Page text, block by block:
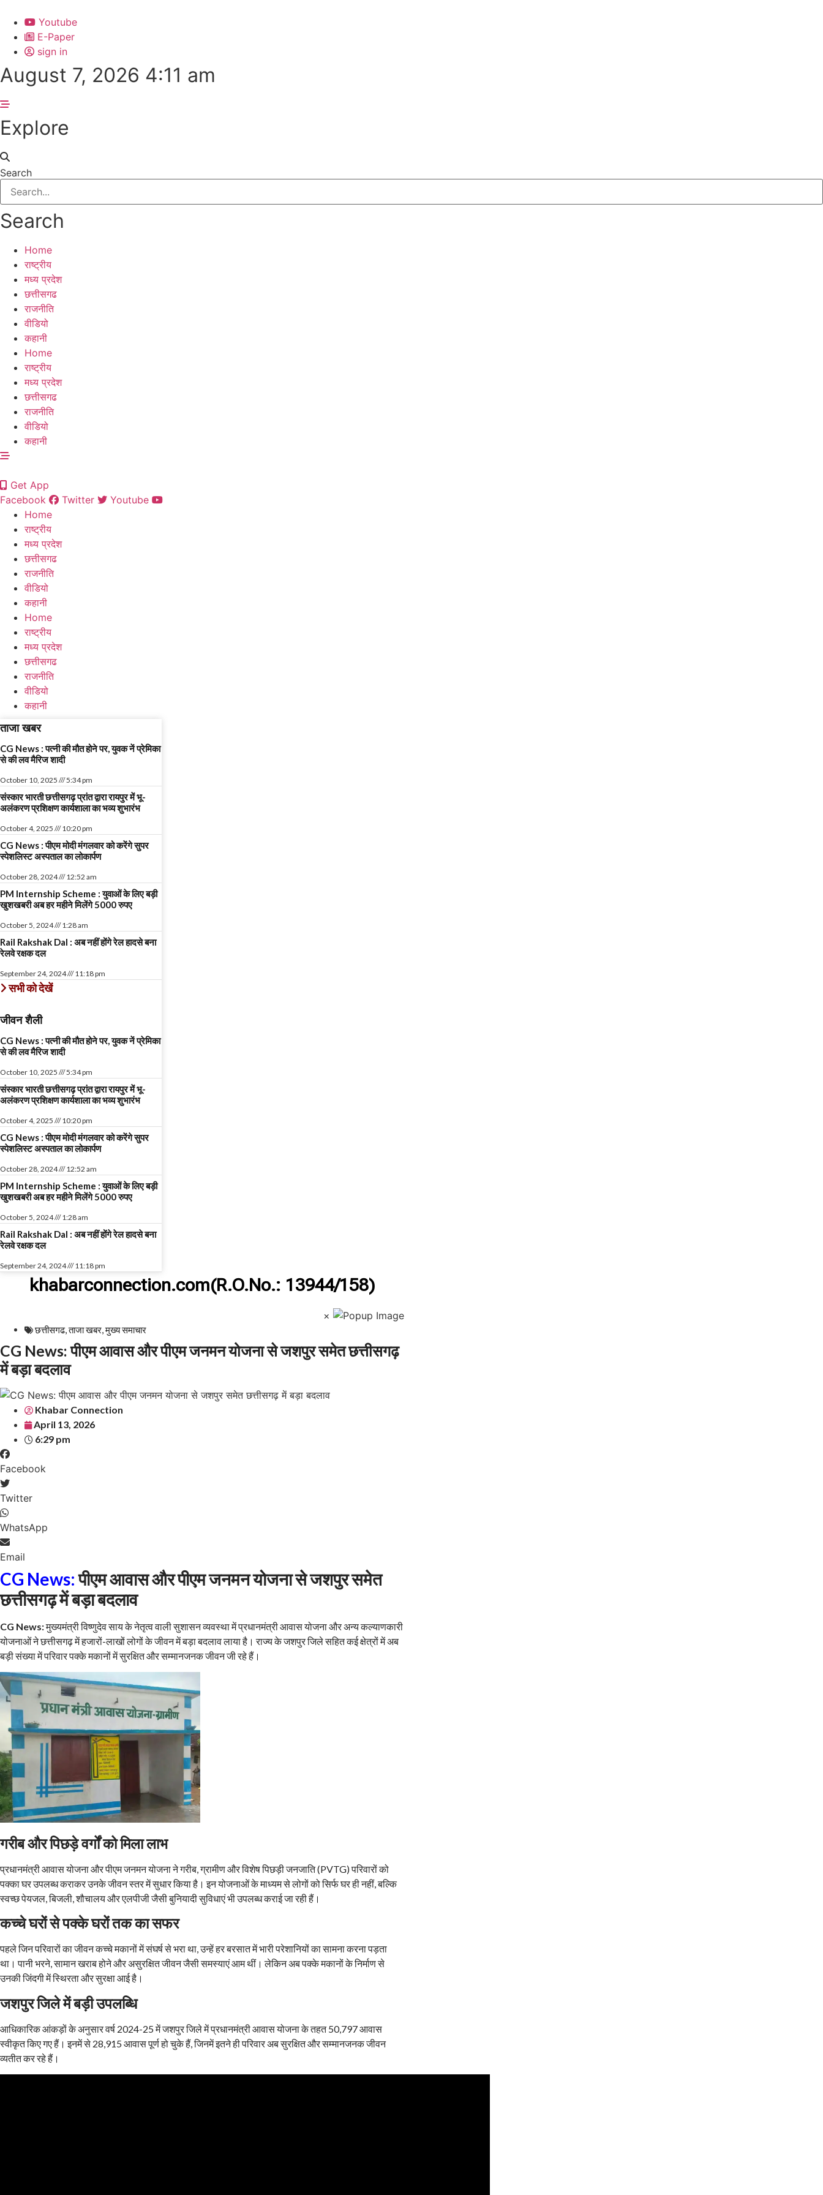
content
Youtube
E-Paper
sign in
August 7, 2026 4:11 am
Explore
Search
Search
Home
राष्ट्रीय
मध्य प्रदेश
छत्तीसगढ
राजनीति
वीडियो
कहानी
Home
राष्ट्रीय
मध्य प्रदेश
छत्तीसगढ
राजनीति
वीडियो
कहानी
Get App
Facebook
Twitter
Youtube
Home
राष्ट्रीय
मध्य प्रदेश
छत्तीसगढ
राजनीति
वीडियो
कहानी
Home
राष्ट्रीय
मध्य प्रदेश
छत्तीसगढ
राजनीति
वीडियो
कहानी
ताजा खबर
CG News : पत्नी की मौत होने पर, युवक नें प्रेमिका
से की लव मैरिज शादी
October 10, 2025 5:34 pm
संस्कार भारती छत्तीसगढ़ प्रांत द्वारा रायपुर में भू-
अलंकरण प्रशिक्षण कार्यशाला का भव्य शुभारंभ
October 4, 2025 10:20 pm
CG News : पीएम मोदी मंगलवार को करेंगे सुपर
स्पेशलिस्ट अस्पताल का लोकार्पण
October 28, 2024 12:52 am
PM Internship Scheme : युवाओं के लिए बड़ी
खुशखबरी अब हर महीने मिलेंगे 5000 रुपए
October 5, 2024 1:28 am
Rail Rakshak Dal : अब नहीं होंगे रेल हादसे बना
रेलवे रक्षक दल
September 24, 2024 11:18 pm
सभी को देखें
जीवन शैली
CG News : पत्नी की मौत होने पर, युवक नें प्रेमिका
से की लव मैरिज शादी
October 10, 2025 5:34 pm
संस्कार भारती छत्तीसगढ़ प्रांत द्वारा रायपुर में भू-
अलंकरण प्रशिक्षण कार्यशाला का भव्य शुभारंभ
October 4, 2025 10:20 pm
CG News : पीएम मोदी मंगलवार को करेंगे सुपर
स्पेशलिस्ट अस्पताल का लोकार्पण
October 28, 2024 12:52 am
PM Internship Scheme : युवाओं के लिए बड़ी
खुशखबरी अब हर महीने मिलेंगे 5000 रुपए
October 5, 2024 1:28 am
Rail Rakshak Dal : अब नहीं होंगे रेल हादसे बना
रेलवे रक्षक दल
September 24, 2024 11:18 pm
khabarconnection.com(R.O.No.: 13944/158)
×
छत्तीसगढ,ताजा खबर,मुख्य समाचार​
CG News: पीएम आवास और पीएम जनमन योजना से जशपुर समेत छत्तीसगढ़
में बड़ा बदलाव
Khabar Connection
April 13, 2026
6:29 pm
Facebook
Twitter
WhatsApp
Email
CG News:पीएम आवास और पीएम जनमन योजना से जशपुर समेत
छत्तीसगढ़ में बड़ा बदलाव
CG News:मुख्यमंत्री विष्णुदेव साय के नेतृत्व वाली सुशासन व्यवस्था में प्रधानमंत्री आवास योजना और अन्य कल्याणकारी
योजनाओं ने छत्तीसगढ़ में हजारों-लाखों लोगों के जीवन में बड़ा बदलाव लाया है। राज्य के जशपुर जिले सहित कई क्षेत्रों में अब
बड़ी संख्या में परिवार पक्के मकानों में सुरक्षित और सम्मानजनक जीवन जी रहे हैं।
गरीब और पिछड़े वर्गों को मिला लाभ
प्रधानमंत्री आवास योजना और पीएम जनमन योजना ने गरीब, ग्रामीण और विशेष पिछड़ी जनजाति (PVTG) परिवारों को
पक्का घर उपलब्ध कराकर उनके जीवन स्तर में सुधार किया है। इन योजनाओं के माध्यम से लोगों को सिर्फ घर ही नहीं, बल्कि
स्वच्छ पेयजल, बिजली, शौचालय और एलपीजी जैसी बुनियादी सुविधाएं भी उपलब्ध कराई जा रही हैं।
कच्चे घरों से पक्के घरों तक का सफर
पहले जिन परिवारों का जीवन कच्चे मकानों में संघर्ष से भरा था, उन्हें हर बरसात में भारी परेशानियों का सामना करना पड़ता
था। पानी भरने, सामान खराब होने और असुरक्षित जीवन जैसी समस्याएं आम थीं। लेकिन अब पक्के मकानों के निर्माण से
उनकी जिंदगी में स्थिरता और सुरक्षा आई है।
जशपुर जिले में बड़ी उपलब्धि
आधिकारिक आंकड़ों के अनुसार वर्ष 2024-25 में जशपुर जिले में प्रधानमंत्री आवास योजना के तहत 50,797 आवास
स्वीकृत किए गए हैं। इनमें से 28,915 आवास पूर्ण हो चुके हैं, जिनमें इतने ही परिवार अब सुरक्षित और सम्मानजनक जीवन
व्यतीत कर रहे हैं।